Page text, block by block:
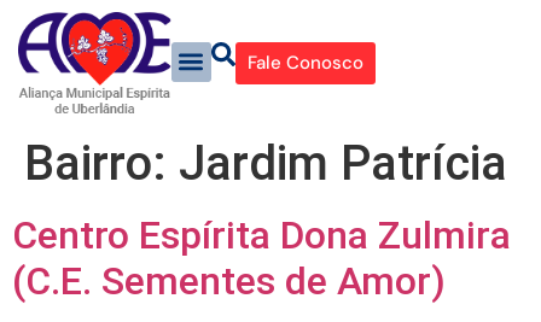
Fale Conosco
Bairro: Jardim Patrícia
Centro Espírita Dona Zulmira
(C.E. Sementes de Amor)